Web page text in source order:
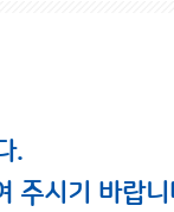
.
주시기 바랍니